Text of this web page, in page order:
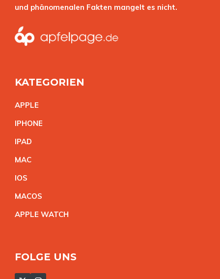
und phänomenalen Fakten mangelt es nicht.
KATEGORIEN
APPLE
IPHONE
IPAD
MAC
IOS
MACOS
APPLE WATCH
FOLGE UNS